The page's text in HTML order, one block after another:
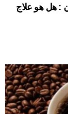
: هل هو علاج